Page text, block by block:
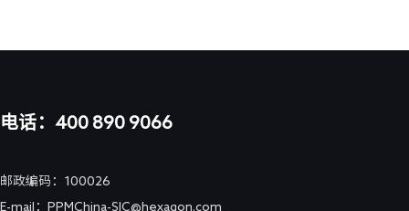
邮政编码：100026
E-mail：PPMChina-SIC@hexagon.com
电话：400 890 9066